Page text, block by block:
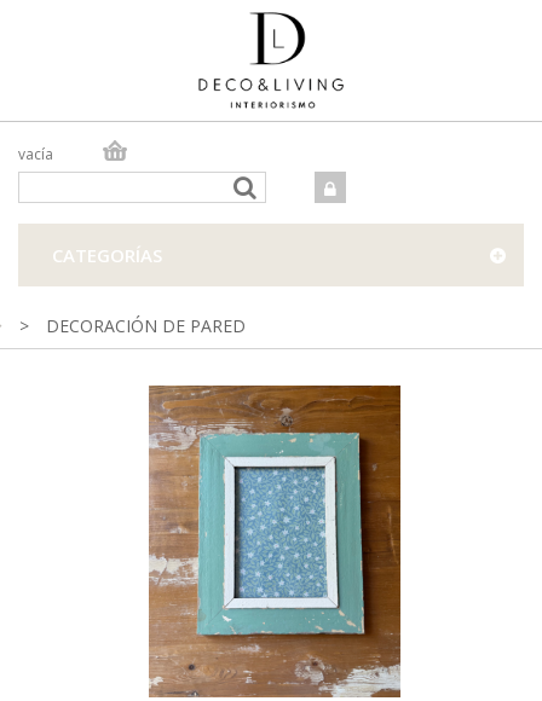
vacía
TIENDA FÍSICA
CATEGORÍAS
> DECORACIÓN DE PARED
Precioso marco cuadrado para colgar o apoyar en la pared
realizado con maderas recicladas.